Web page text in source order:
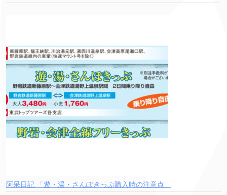
阿呆日記 「遊・湯・さんぽきっぷ購入時の注意点」